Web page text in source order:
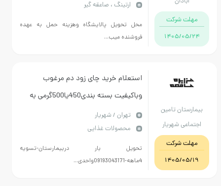
53182834-061ارتینگ ، صاعقه گیر
محل تحویل پالایشگاه وهزینه حمل به عهده
فروشنده میب...
تامین
شهریار
استعلام خرید چای زود دم مرغوب
وباکیفیت بسته بندی450یا500گرمی به
مقدار 200کیلوتهران / شهریار
محصولات غذایی
تحویل بار دربیمارستان-تسویه
4ماهه-09193043171واحدی...